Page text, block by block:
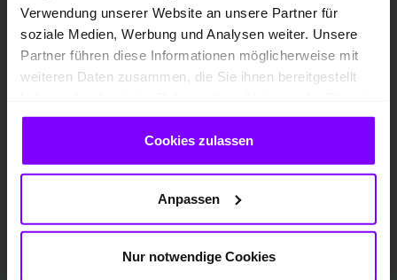
Verwendung unserer Website an unsere Partner für
soziale Medien, Werbung und Analysen weiter. Unsere
Partner führen diese Informationen möglicherweise mit
weiteren Daten zusammen, die Sie ihnen bereitgestellt
gesammelt haben.
Cookies zulassen
Anpassen
Nur notwendige Cookies
Laura Varnhold
Verkauf Großkunden, Zertifizierte
Fuhrparkberaterin
0231 57703 -776
E-Mail